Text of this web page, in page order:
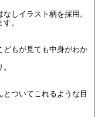
しイラスト柄を採用。
。
どもが見ても中身がわか
ついてこれるような目